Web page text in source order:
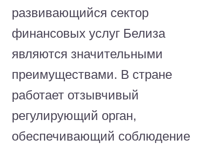
развивающийся сектор
финансовых услуг Белиза
являются значительными
преимуществами. В стране
работает отзывчивый
регулирующий орган,
обеспечивающий соблюдение